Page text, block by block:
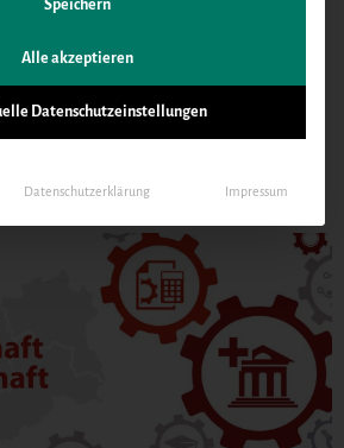
Speichern
Alle akzeptieren
Datenschutzeinstellungen
Datenschutzerklärung Impressum